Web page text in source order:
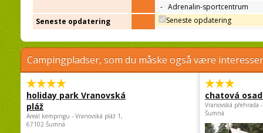
- Adrenalin-sportcentrum
Seneste opdatering
Seneste opdatering
Campingpladser, som du måske også være
holiday park Vranovská
pláž
Areál kempingu - Vranovská pláž 1,
67102 Šumná
chatová
Vranovská přehrada
Šumná